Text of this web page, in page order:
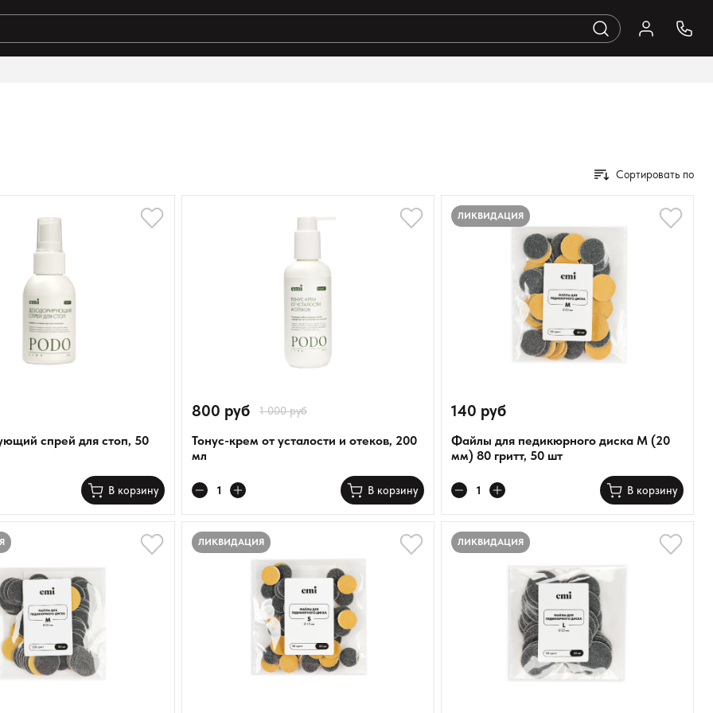
Сортировать по
Показать
Сбросить
спрей для стоп, 50
В корзину
800 руб 1 000 руб
Тонус-крем от усталости и отеков, 200
мл
В корзину
ЛИКВИДАЦИЯ
140 руб
Файлы для педикюрного диска M (20
мм) 80 гритт, 50 шт
В корзину
ЛИКВИДАЦИЯ ЛИКВИДАЦИЯ